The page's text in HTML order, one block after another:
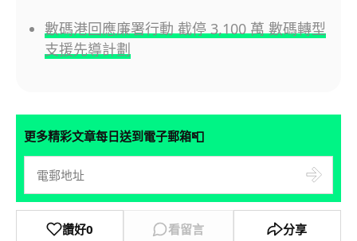
數碼港回應廉署行動 截停 3,100 萬 數碼轉型
支援先導計劃
更多精彩文章每日送到電子郵箱📮
讚好0 看留言 分享